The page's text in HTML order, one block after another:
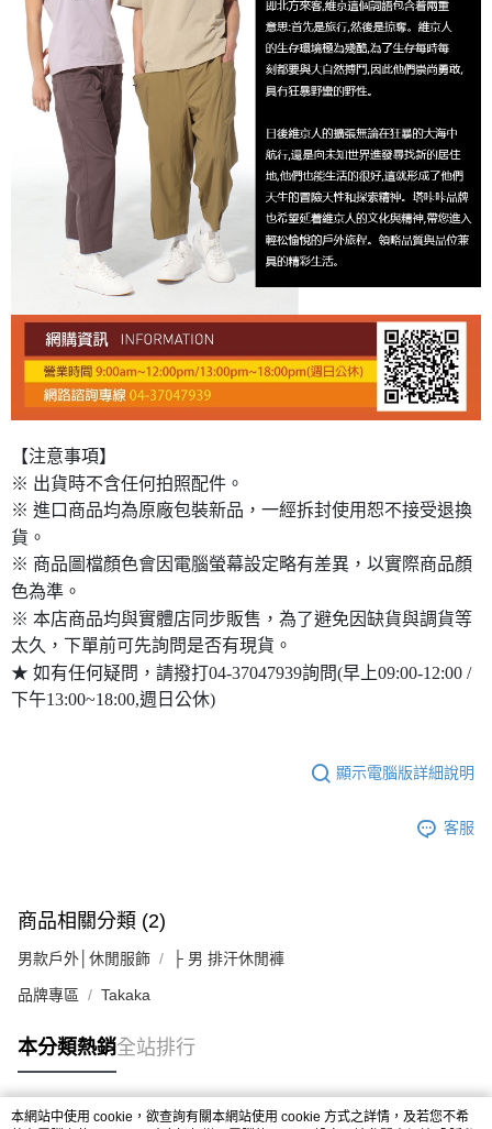
【注意事項】
※ 出貨時不含任何拍照配件。
※ 進口商品均為原廠包裝新品，一經拆封使用恕不接受退換
貨。
※ 商品圖檔顏色會因電腦螢幕設定略有差異，以實際商品顏
色為準。
※ 本店商品均與實體店同步販售，為了避免因缺貨與調貨等
太久，下單前可先詢問是否有現貨。
★ 如有任何疑問，請撥打04-37047939詢問(早上09:00-12:00 /
下午13:00~18:00,週日公休)
顯示電腦版詳細說明
客服
商品相關分類 (2)
男款戶外│休閒服飾 ├ 男 排汗休閒褲
品牌專區 Takaka
本分類熱銷全站排行
本網站中使用 cookie，欲查詢有關本網站使用 cookie 方式之詳情，及若您不希